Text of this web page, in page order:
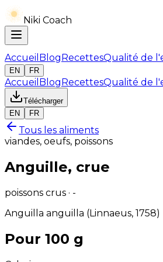
Niki Coach
Accueil BlogRecettesQualité de
EN
FR
Accueil BlogRecettesQualité de
Télécharger
EN
FR
Tous les aliments
viandes, oeufs, poissons
Anguille, crue
poissons crus · -
Anguilla anguilla (Linnaeus, 1758)
Pour 100 g